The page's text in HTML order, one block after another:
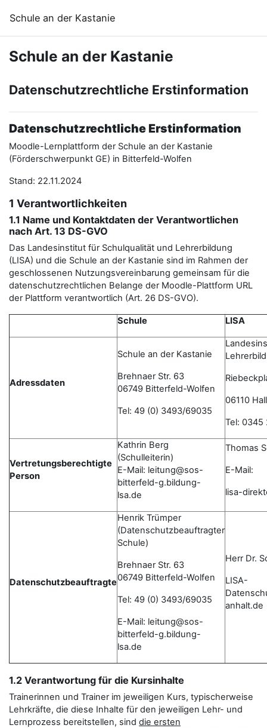
Schule an der Kastanie
Schule an der Kastanie
Datenschutzrechtliche Erstinformation
Datenschutzrechtliche Erstinformation
Moodle-Lernplattform der Schule an der Kastanie
(Förderschwerpunkt GE) in Bitterfeld-Wolfen
Stand: 22.11.2024
1 Verantwortlichkeiten
1.1 Name und Kontaktdaten der Verantwortlichen
nach Art. 13 DS-GVO
Das Landesinstitut für Schulqualität und Lehrerbildung
(LISA) und die Schule an der Kastanie sind im Rahmen der
geschlossenen Nutzungsvereinbarung gemeinsam für die
datenschutzrechtlichen Belange der Moodle-Plattform URL
der Plattform verantwortlich (Art. 26 DS-GVO).
Schule LISA
Adressdaten
Schule an der Kastanie
Brehnaer Str. 63
06749 Bitterfeld-Wolfen
Tel: 49 (0) 3493/69035
06110
Tel:
Vertretungsberechtigte
Person
Kathrin Berg
(Schulleiterin)
E-Mail: leitung@sos-
bitterfeld-g.bildung-
lsa.de
Thomas
E-Mail:
lisa-
Datenschutzbeauftragte
Henrik Trümper
(Datenschutzbeauftragter
Schule)
Brehnaer Str. 63
06749 Bitterfeld-Wolfen
Tel: 49 (0) 3493/69035
E-Mail: leitung@sos-
bitterfeld-g.bildung-
lsa.de
Herr Dr.
LISA-
anhalt.de
1.2 Verantwortung für die Kursinhalte
Trainerinnen und Trainer im jeweiligen Kurs, typischerweise
Lehrkräfte, die diese Inhalte für den jeweiligen Lehr- und
Lernprozess bereitstellen, sind die ersten